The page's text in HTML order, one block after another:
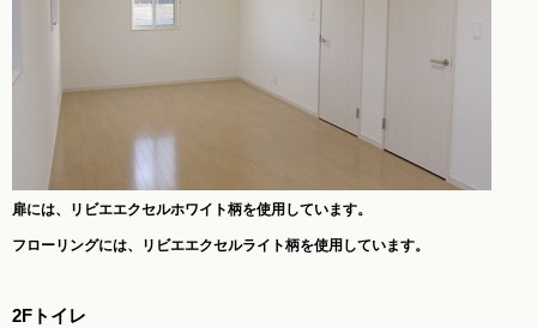
扉には、リビエエクセルホワイト柄を使用しています。
フローリングには、リビエエクセルライト柄を使用しています。
2Fトイレ